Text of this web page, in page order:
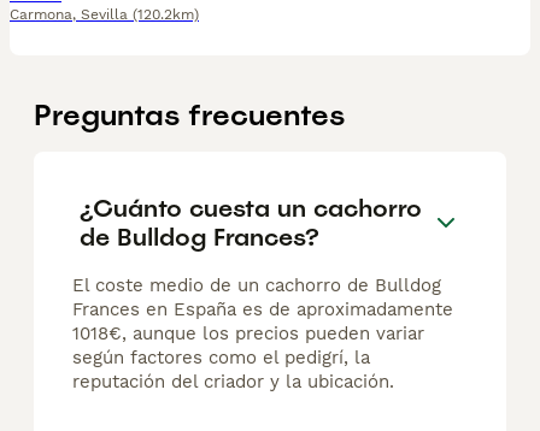
Carmona, Sevilla (120.2km)
Preguntas frecuentes
¿Cuánto cuesta un cachorro
de Bulldog Frances?
El coste medio de un cachorro de Bulldog
Frances en España es de aproximadamente
1018€, aunque los precios pueden variar
según factores como el pedigrí, la
reputación del criador y la ubicación.